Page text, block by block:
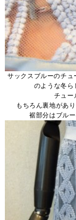
サックスブルーのチ
のような冬ら
チュー
もちろん裏地があ
裾部分はブル